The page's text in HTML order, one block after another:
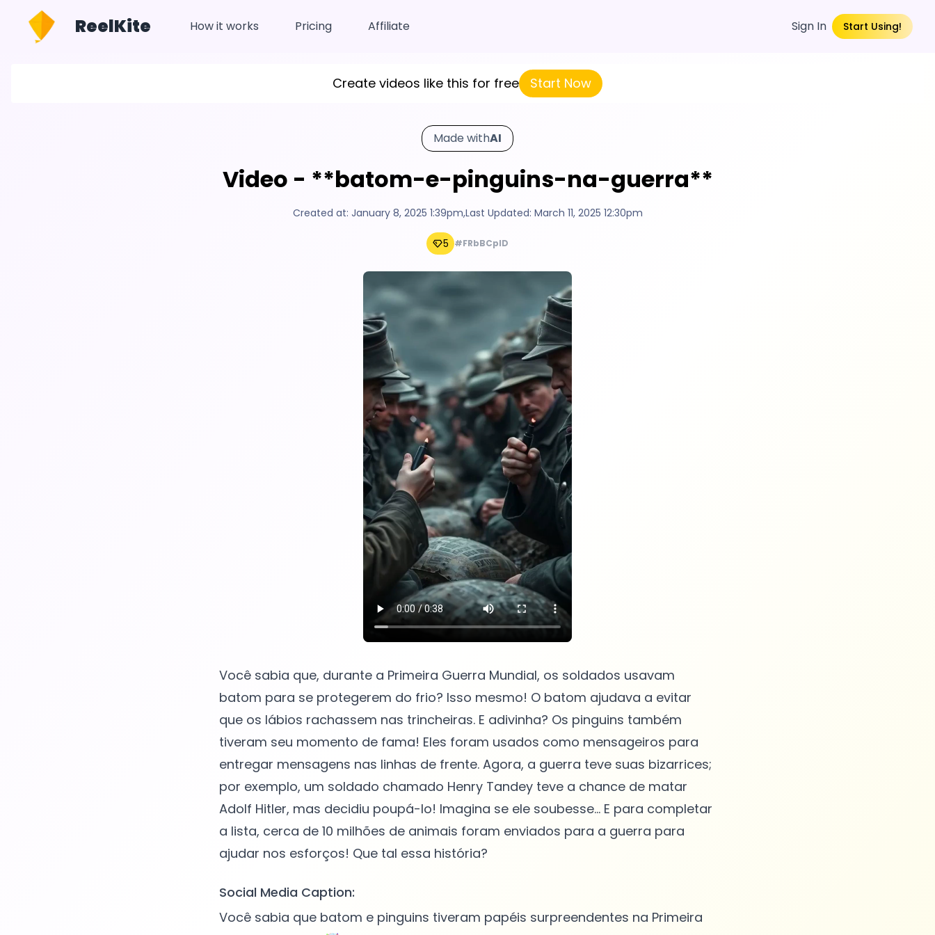
ReelKite How it works Pricing Affiliate Sign In Start Using!
Create videos like this for free Start Now
Made withAI
Video - **batom-e-pinguins-na-guerra**
Created at: January 8, 2025 1:39pm,Last Updated: March 11, 2025 12:30pm
5 #FRbBCpID
Você sabia que, durante a Primeira Guerra Mundial, os soldados usavam
batom para se protegerem do frio? Isso mesmo! O batom ajudava a evitar
que os lábios rachassem nas trincheiras. E adivinha? Os pinguins também
tiveram seu momento de fama! Eles foram usados como mensageiros para
entregar mensagens nas linhas de frente. Agora, a guerra teve suas bizarrices;
por exemplo, um soldado chamado Henry Tandey teve a chance de matar
Adolf Hitler, mas decidiu poupá-lo! Imagina se ele soubesse… E para completar
a lista, cerca de 10 milhões de animais foram enviados para a guerra para
Social Media Caption:
Você sabia que batom e pinguins tiveram papéis surpreendentes na Primeira